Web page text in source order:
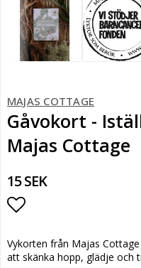
MAJAS COTTAGE
Gåvokort -
Majas Cottage
15 SEK
Lägg till i
Vykorten från Majas
att skänka hopp, glädje och